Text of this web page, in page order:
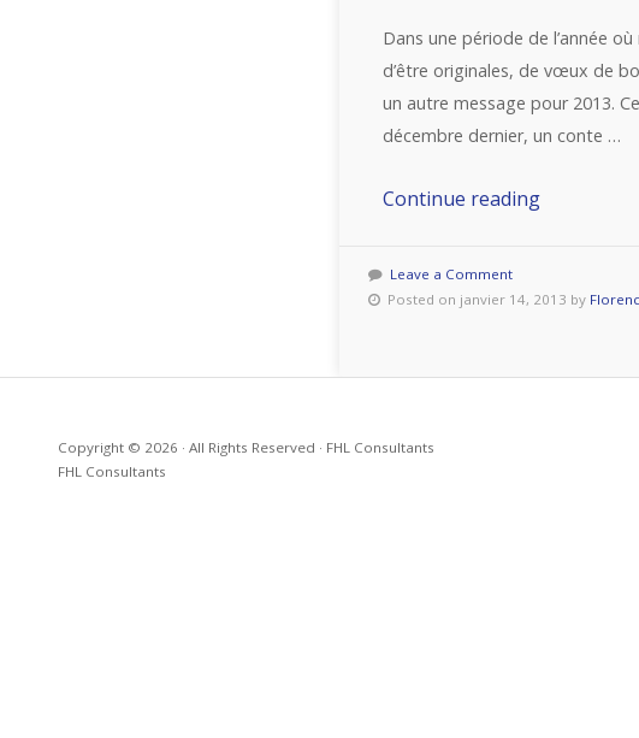
Dans une période de l’année
d’être originales, de vœux de
un autre message pour 2013.
décembre dernier, un conte …
Continue reading« «
moi
plus
Leave a Comment
Posted on janvier 14, 2013 by
Copyright © 2026 · All Rights Reserved · FHL Consultants
FHL Consultants